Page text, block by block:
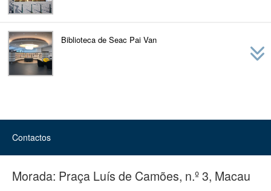
Biblioteca de Seac Pai Van
Contactos
Morada: Praça Luís de Camões, n.º 3, Macau